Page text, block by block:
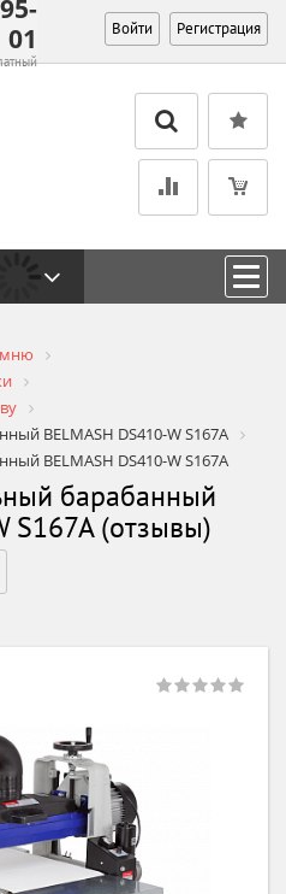
01
Войти Регистрация
BELMASH DS410-W S167A
BELMASH DS410-W S167A
барабанный
S167A (отзывы)